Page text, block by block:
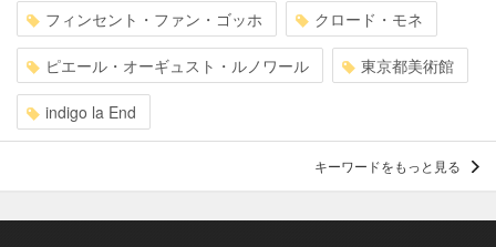
フィンセント・ファン・ゴッホ クロード・モネ
ピエール・オーギュスト・ルノワール 東京都美術館
indigo la End
キーワードをもっと見る